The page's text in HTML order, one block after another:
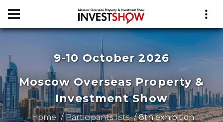
9-10 October 2026
Moscow Overseas Property &
Investment Show
Home Participants lists 8th exhibition